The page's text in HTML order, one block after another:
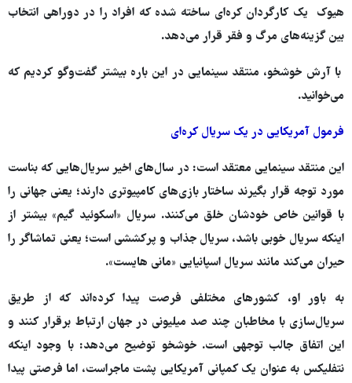
هیوک یک کارگردان کره‌ای ساخته شده که افراد را در دوراهی انتخاب
بین گزینه‌های مرگ و فقر قرار می‌دهد.
با آرش خوشخو، منتقد سینمایی در این باره بیشتر گفت‌وگو کردیم که
می‌خوانید.
فرمول آمریکایی در یک سریال کره‌ای
این منتقد سینمایی معتقد است: در سال‌های اخیر سریال‌هایی که بناست
مورد توجه قرار بگیرند ساختار بازی‌های کامپیوتری دارند؛ یعنی جهانی را
با قوانین خاص خودشان خلق می‌کنند. سریال «اسکوئید گیم» بیشتر از
اینکه سریال خوبی باشد، سریال جذاب و پرکششی است؛ یعنی تماشاگر را
حیران می‌کند مانند سریال اسپانیایی «مانی هایست».
به باور او، کشورهای مختلفی فرصت پیدا کرده‌اند که از طریق
سریال‌سازی با مخاطبان چند صد میلیونی در جهان ارتباط برقرار کنند و
این اتفاق جالب توجهی است. خوشخو توضیح می‌دهد: با وجود اینکه
نتفلیکس به عنوان یک کمپانی آمریکایی پشت ماجراست، اما فرصتی پیدا